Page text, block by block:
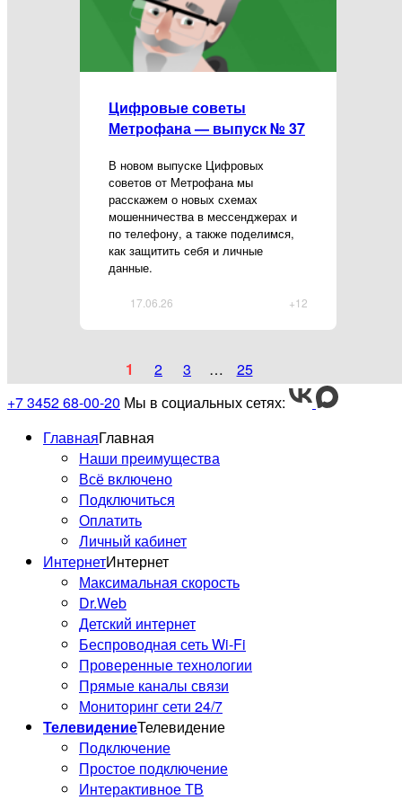
Цифровые советы
Метрофана — выпуск № 37
В новом выпуске Цифровых
советов от Метрофана мы
расскажем о новых схемах
мошенничества в мессенджерах и
по телефону, а также поделимся,
как защитить себя и личные
данные.
+12
17.06.26
1 2 3 …
25
+7 3452 68-00-20 Мы в социальных сетях:
ГлавнаяГлавная
Наши преимущества
Всё включено
Подключиться
Оплатить
Личный кабинет
ИнтернетИнтернет
Максимальная скорость
Dr.Web
Детский интернет
Беспроводная сеть Wi-Fi
Проверенные технологии
Прямые каналы связи
Мониторинг сети 24/7
ТелевидениеТелевидение
Подключение
Простое подключение
Интерактивное ТВ